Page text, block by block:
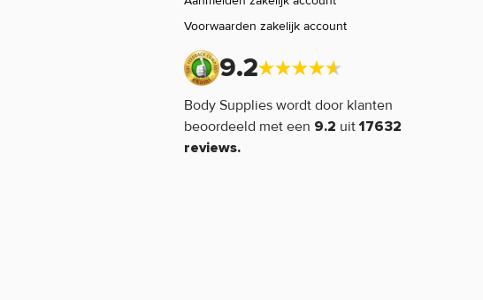
Voorwaarden zakelijk account
9.2
Body Supplies wordt door klanten
beoordeeld met een 9.2 uit17632
reviews.